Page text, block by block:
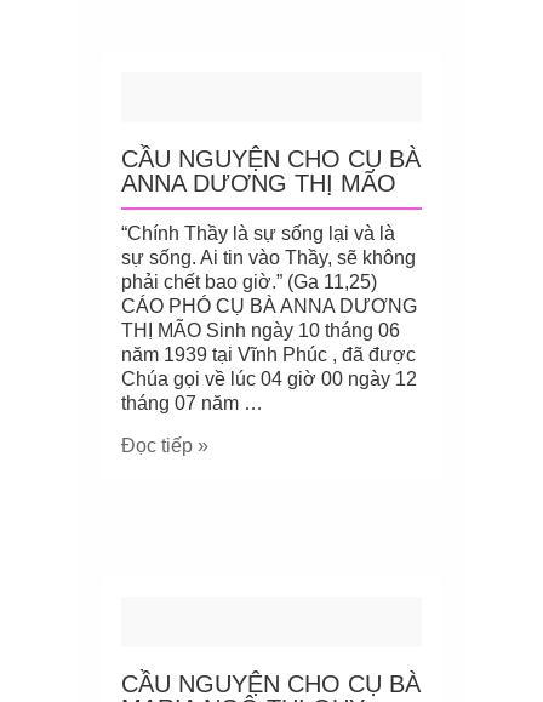
CẦU NGUYỆN CHO CỤ BÀ
ANNA DƯƠNG THỊ MÃO
“Chính Thầy là sự sống lại và là
sự sống. Ai tin vào Thầy, sẽ không
phải chết bao giờ.” (Ga 11,25)
CÁO PHÓ CỤ BÀ ANNA DƯƠNG
THỊ MÃO Sinh ngày 10 tháng 06
năm 1939 tại Vĩnh Phúc , đã được
Chúa gọi về lúc 04 giờ 00 ngày 12
tháng 07 năm …
Đọc tiếp »
CẦU NGUYỆN CHO CỤ BÀ